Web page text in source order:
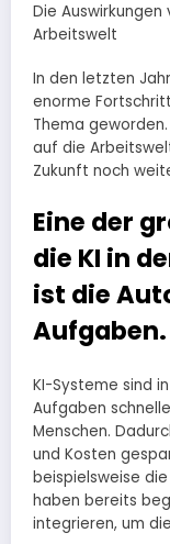
Die
Arbeitswelt
In den letzten
enorme
Thema
auf die
Zukunft noch
Eine der
die KI in
ist die
Aufgaben.
KI-Systeme sind
Aufgaben
Menschen.
und Kosten
beispielsweise
haben bereits
integrieren, um